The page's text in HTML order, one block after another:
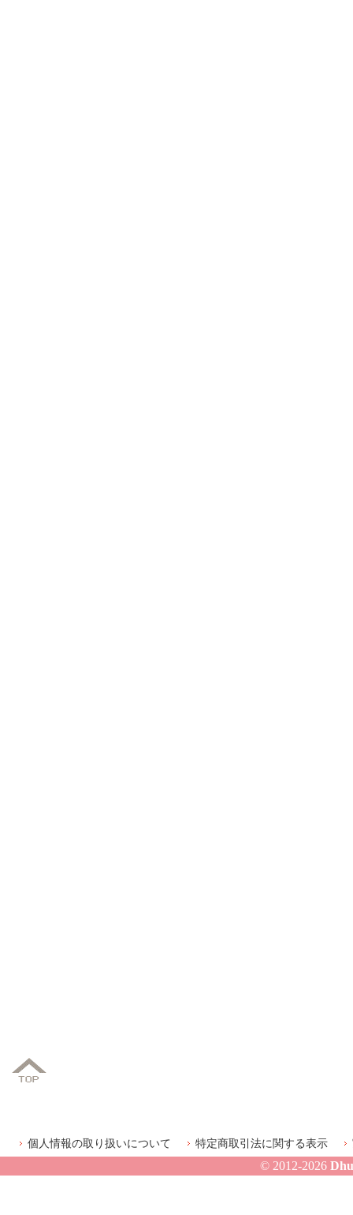
個人情報の取り扱いについて 特定商取引法に関する表示
© 2012-2026